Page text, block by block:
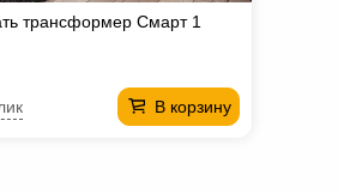
трансформер Смарт 1
В корзину